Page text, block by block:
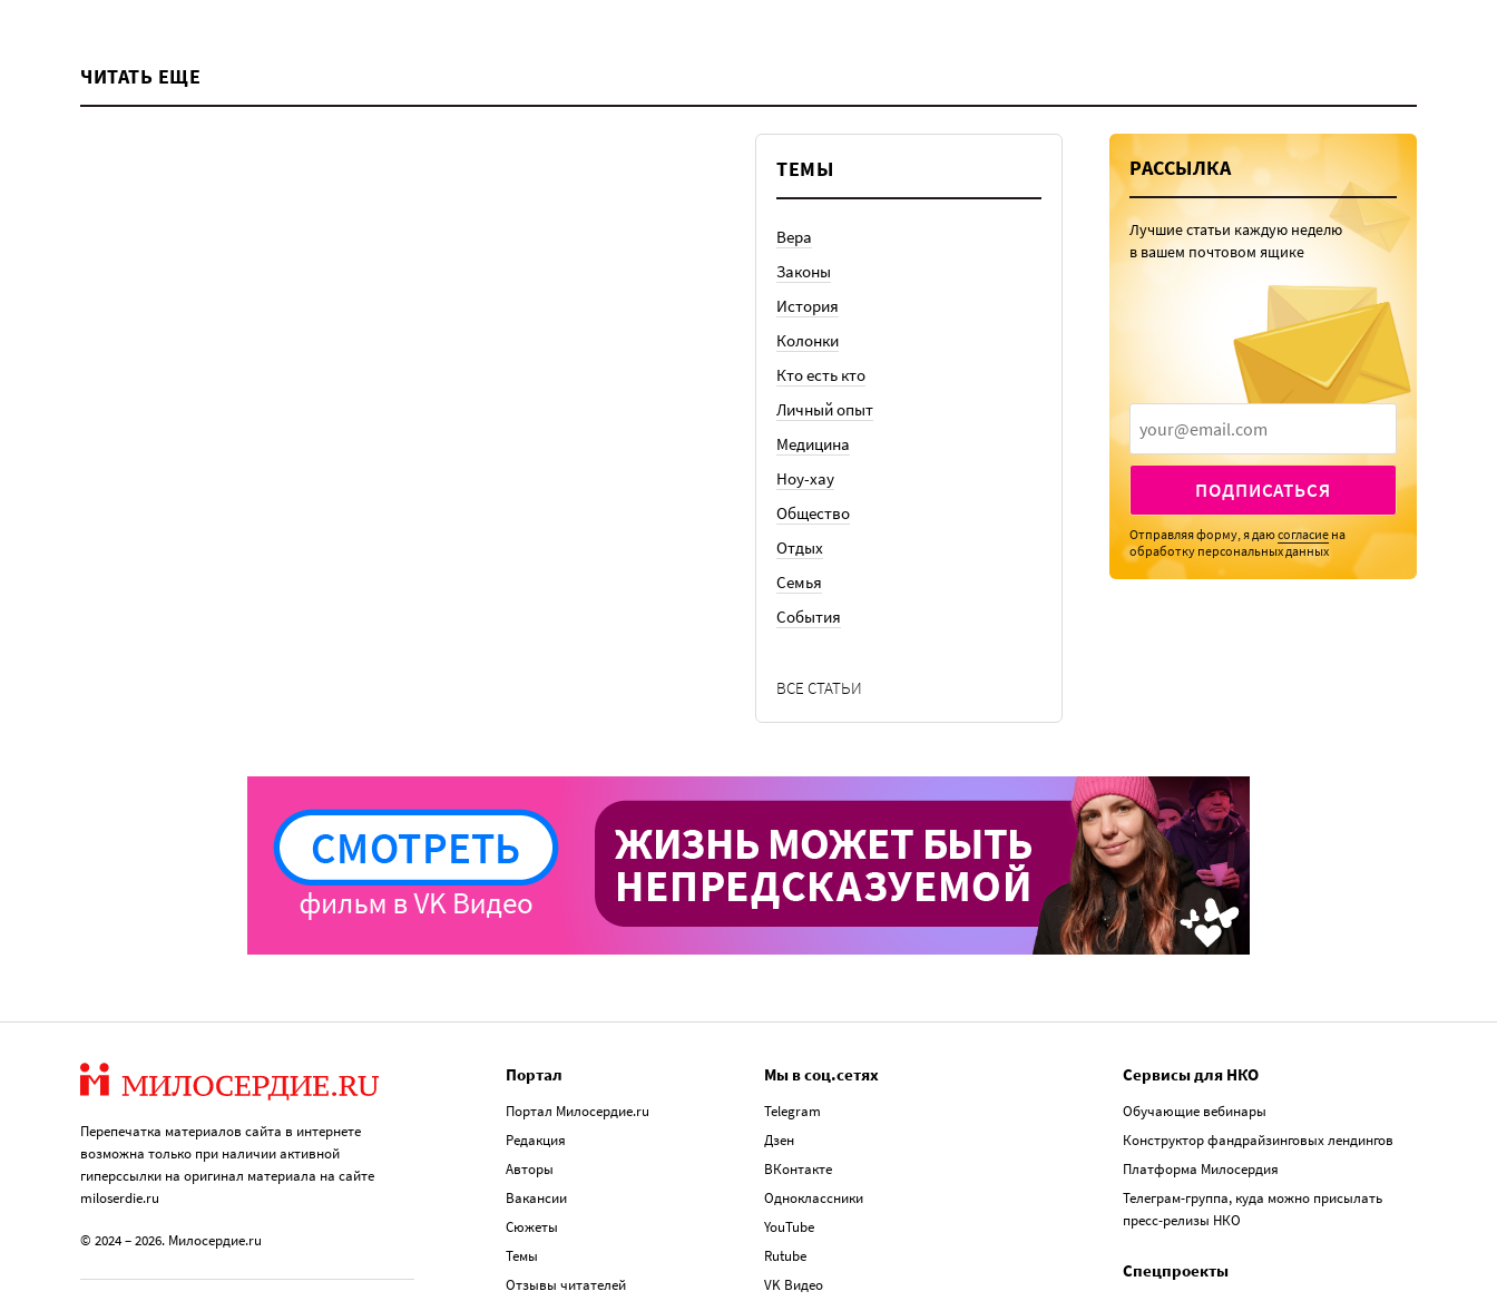
ЧИТАТЬ ЕЩЕ
ТЕМЫ
Вера
Законы
История
Колонки
Кто есть кто
Личный опыт
Медицина
Ноу-хау
Общество
Отдых
Семья
События
ВСЕ СТАТЬИ
РАССЫЛКА
Лучшие статьи каждую неделю
в вашем почтовом ящике
ПОДПИСАТЬСЯ
Отправляя форму, я даюсогласие на
обработку персональных данных
Перепечатка материалов сайта в интернете
возможна только при наличии активной
гиперссылки на оригинал материала на сайте
miloserdie.ru
© 2024 – 2026. Милосердие.ru
Портал
Портал Милосердие.ru
Редакция
Авторы
Вакансии
Сюжеты
Темы
Отзывы читателей
Мы в соц.сетях
Telegram
Дзен
ВКонтакте
Одноклассники
YouTube
Rutube
VK Видео
Сервисы для НКО
Обучающие вебинары
Конструктор фандрайзинговых лендингов
Платформа Милосердия
Телеграм-группа, куда можно присылать
пресс-релизы НКО
Спецпроекты